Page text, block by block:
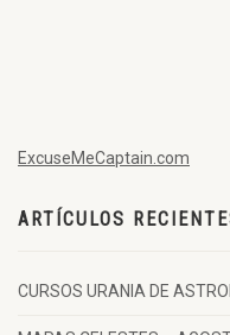
ExcuseMeCaptain.com
ARTÍCULOS
CURSOS URANIA DE